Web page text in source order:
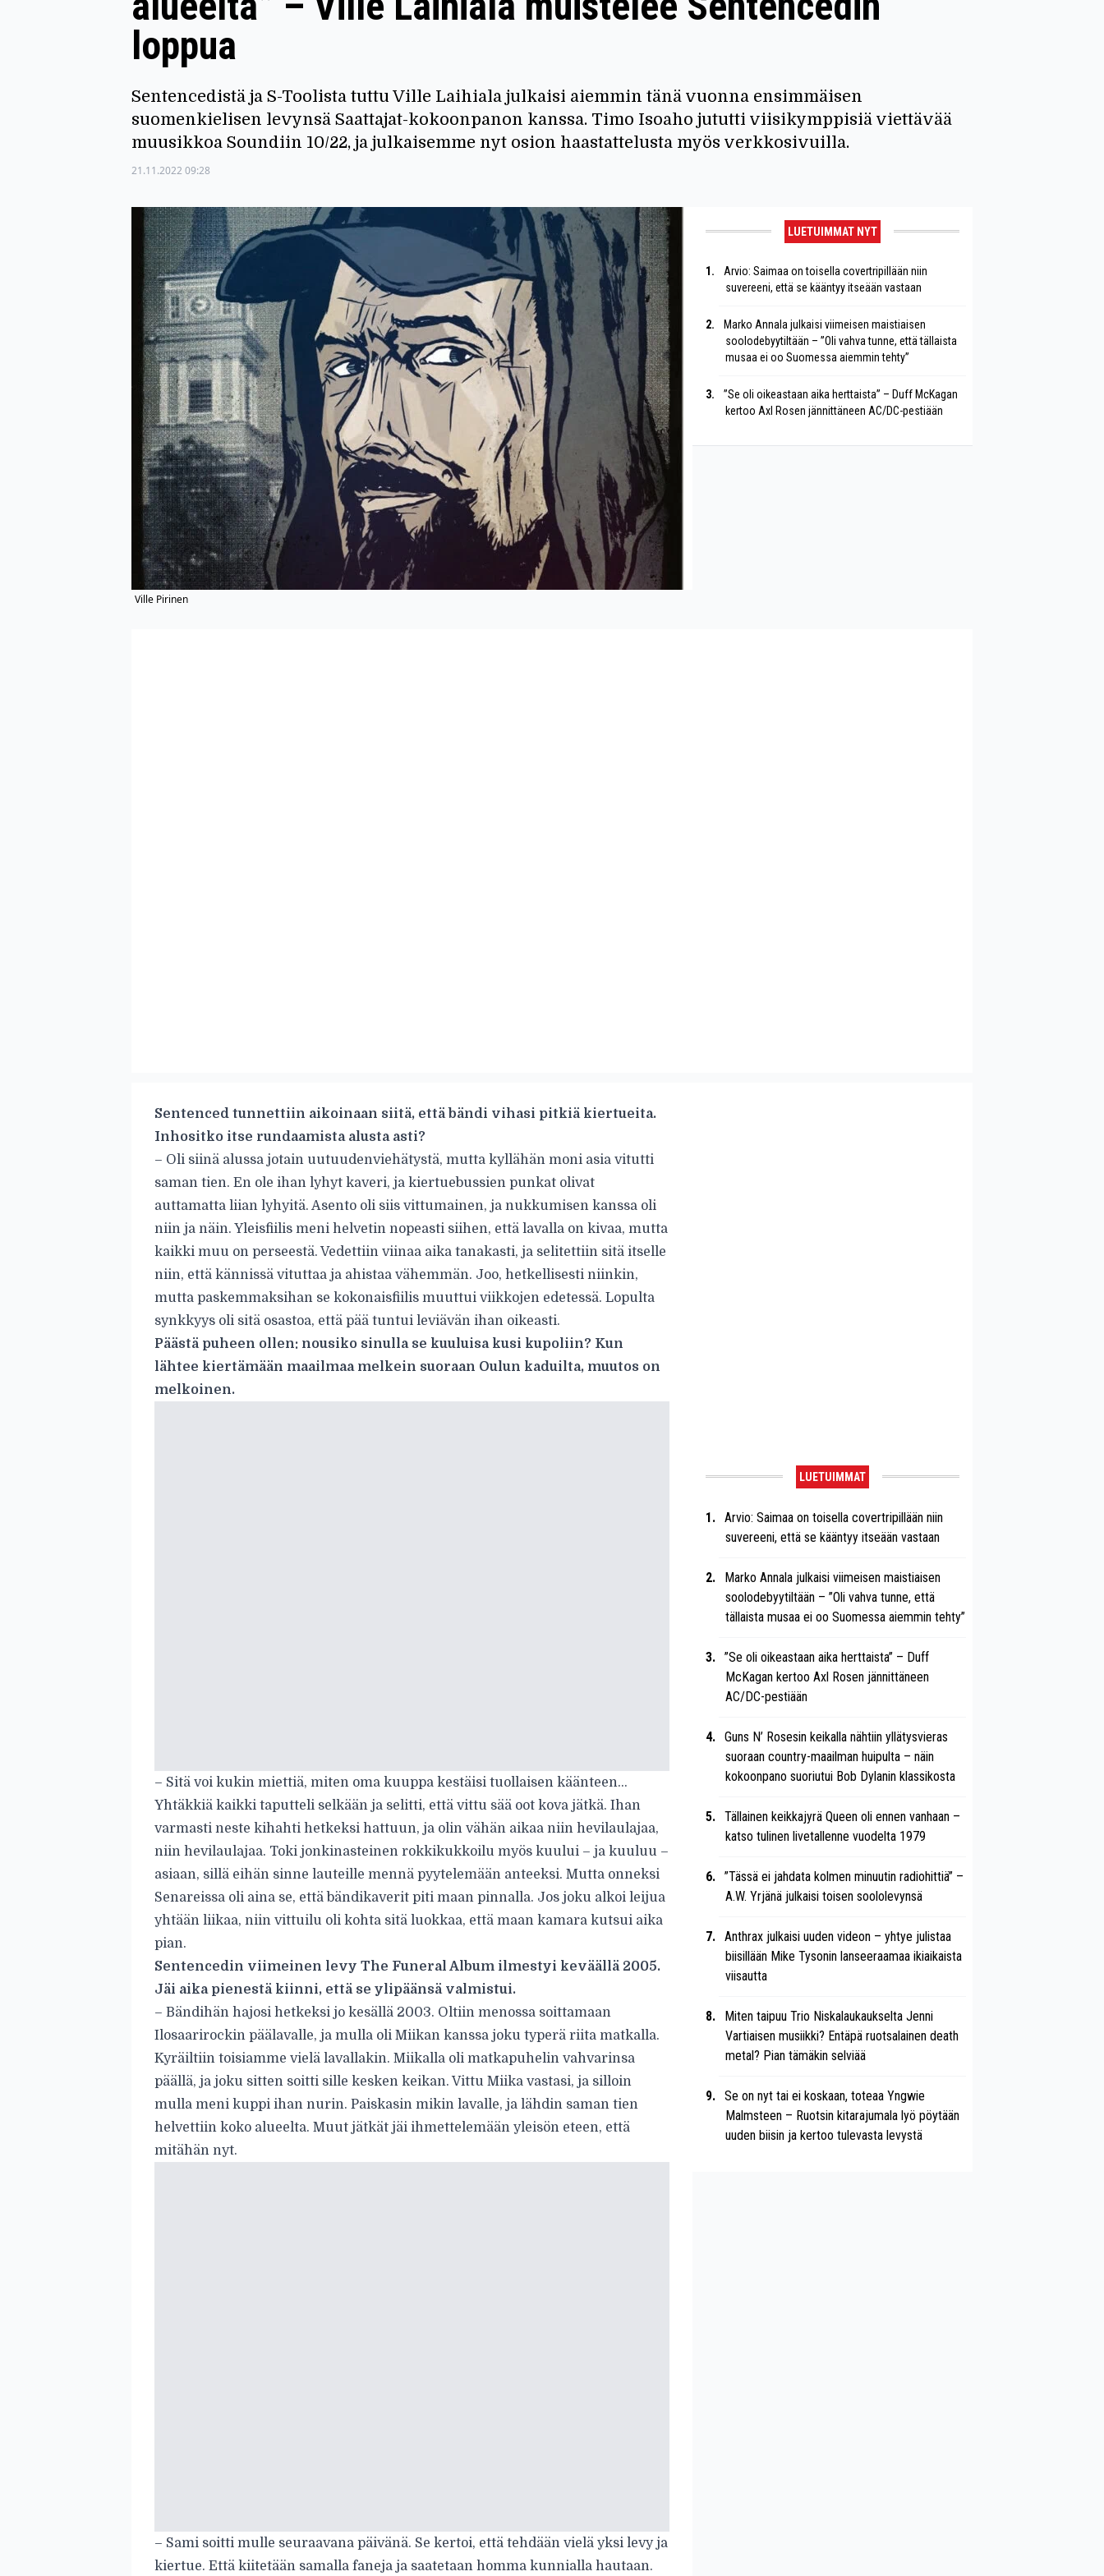
loppua
Sentencedistä ja S-Toolista tuttu Ville Laihiala julkaisi aiemmin tänä vuonna ensimmäisen
suomenkielisen levynsä Saattajat-kokoonpanon kanssa. Timo Isoaho jututti viisikymppisiä viettävää
muusikkoa Soundiin 10/22, ja julkaisemme nyt osion haastattelusta myös verkkosivuilla.
21.11.2022 09:28
Ville Pirinen
LUETUIMMAT NYT
Arvio: Saimaa on toisella covertripillään niin
suvereeni, että se kääntyy itseään vastaan
Marko Annala julkaisi viimeisen maistiaisen
soolodebyytiltään – ”Oli vahva tunne, että tällaista
musaa ei oo Suomessa aiemmin tehty”
”Se oli oikeastaan aika herttaista” – Duff McKagan
kertoo Axl Rosen jännittäneen AC/DC-pestiään
Sentenced tunnettiin aikoinaan siitä, että bändi vihasi pitkiä kiertueita.
Inhositko itse rundaamista alusta asti?
– Oli siinä alussa jotain uutuudenviehätystä, mutta kyllähän moni asia vitutti
saman tien. En ole ihan lyhyt kaveri, ja kiertuebussien punkat olivat
auttamatta liian lyhyitä. Asento oli siis vittumainen, ja nukkumisen kanssa oli
niin ja näin. Yleisfiilis meni helvetin nopeasti siihen, että lavalla on kivaa, mutta
kaikki muu on perseestä. Vedettiin viinaa aika tanakasti, ja selitettiin sitä itselle
niin, että kännissä vituttaa ja ahistaa vähemmän. Joo, hetkellisesti niinkin,
mutta paskemmaksihan se kokonaisfiilis muuttui viikkojen edetessä. Lopulta
synkkyys oli sitä osastoa, että pää tuntui leviävän ihan oikeasti.
Päästä puheen ollen: nousiko sinulla se kuuluisa kusi kupoliin? Kun
lähtee kiertämään maailmaa melkein suoraan Oulun kaduilta, muutos on
melkoinen.
– Sitä voi kukin miettiä, miten oma kuuppa kestäisi tuollaisen käänteen…
Yhtäkkiä kaikki taputteli selkään ja selitti, että vittu sää oot kova jätkä. Ihan
varmasti neste kihahti hetkeksi hattuun, ja olin vähän aikaa niin hevilaulajaa,
niin hevilaulajaa. Toki jonkinasteinen rokkikukkoilu myös kuului – ja kuuluu –
asiaan, sillä eihän sinne lauteille mennä pyytelemään anteeksi. Mutta onneksi
Senareissa oli aina se, että bändikaverit piti maan pinnalla. Jos joku alkoi leijua
yhtään liikaa, niin vittuilu oli kohta sitä luokkaa, että maan kamara kutsui aika
pian.
Sentencedin viimeinen levy The Funeral Album ilmestyi keväällä 2005.
Jäi aika pienestä kiinni, että se ylipäänsä valmistui.
– Bändihän hajosi hetkeksi jo kesällä 2003. Oltiin menossa soittamaan
Ilosaarirockin päälavalle, ja mulla oli Miikan kanssa joku typerä riita matkalla.
Kyräiltiin toisiamme vielä lavallakin. Miikalla oli matkapuhelin vahvarinsa
päällä, ja joku sitten soitti sille kesken keikan. Vittu Miika vastasi, ja silloin
mulla meni kuppi ihan nurin. Paiskasin mikin lavalle, ja lähdin saman tien
helvettiin koko alueelta. Muut jätkät jäi ihmettelemään yleisön eteen, että
mitähän nyt.
– Sami soitti mulle seuraavana päivänä. Se kertoi, että tehdään vielä yksi levy ja
kiertue. Että kiitetään samalla faneja ja saatetaan homma kunnialla hautaan.
LUETUIMMAT
Arvio: Saimaa on toisella covertripillään niin
suvereeni, että se kääntyy itseään vastaan
Marko Annala julkaisi viimeisen maistiaisen
soolodebyytiltään – ”Oli vahva tunne, että
tällaista musaa ei oo Suomessa aiemmin tehty”
”Se oli oikeastaan aika herttaista” – Duff
McKagan kertoo Axl Rosen jännittäneen
AC/DC-pestiään
Guns N’ Rosesin keikalla nähtiin yllätysvieras
suoraan country-maailman huipulta – näin
kokoonpano suoriutui Bob Dylanin klassikosta
Tällainen keikkajyrä Queen oli ennen vanhaan –
katso tulinen livetallenne vuodelta 1979
”Tässä ei jahdata kolmen minuutin radiohittiä” –
A.W. Yrjänä julkaisi toisen soololevynsä
Anthrax julkaisi uuden videon – yhtye julistaa
biisillään Mike Tysonin lanseeraamaa ikiaikaista
viisautta
Miten taipuu Trio Niskalaukaukselta Jenni
Vartiaisen musiikki? Entäpä ruotsalainen death
metal? Pian tämäkin selviää
Se on nyt tai ei koskaan, toteaa Yngwie
Malmsteen – Ruotsin kitarajumala lyö pöytään
uuden biisin ja kertoo tulevasta levystä